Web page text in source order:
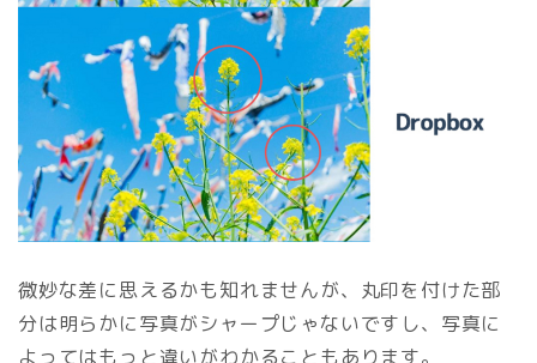
微妙な差に思えるかも知れませんが、丸印を付けた部
分は明らかに写真がシャープじゃないですし、写真に
よってはもっと違いがわかることもあります。